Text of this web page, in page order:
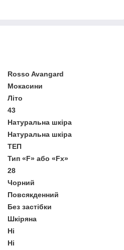
Rosso Avangard
Мокасини
Літо
43
Натуральна шкіра
Натуральна шкіра
ТЕП
Тип «F» або «Fx»
28
Чорний
Повсякденний
Без застібки
Шкіряна
Ні
Ні